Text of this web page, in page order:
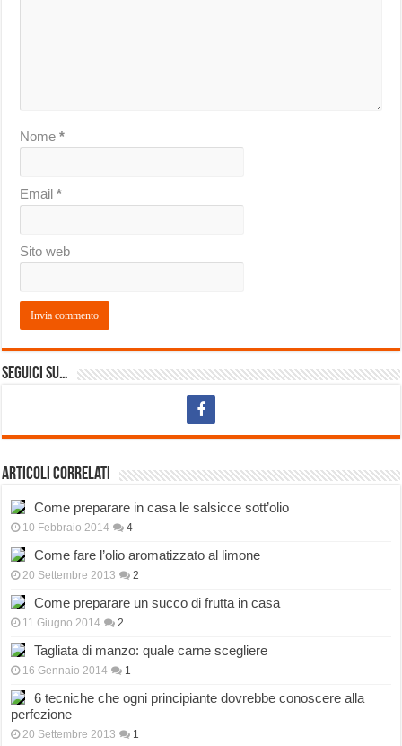
Nome*
Email*
Sito web
Seguici su…
Articoli correlati
Come preparare in casa le salsicce sott’olio
10 Febbraio 2014 4
Come fare l’olio aromatizzato al limone
20 Settembre 2013 2
Come preparare un succo di frutta in casa
11 Giugno 2014 2
Tagliata di manzo: quale carne scegliere
16 Gennaio 2014 1
6 tecniche che ogni principiante dovrebbe conoscere alla
perfezione
20 Settembre 2013 1